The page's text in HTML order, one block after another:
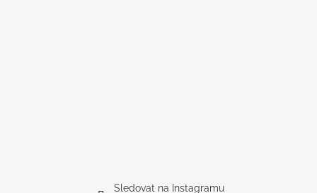
Sledovat na Instagramu